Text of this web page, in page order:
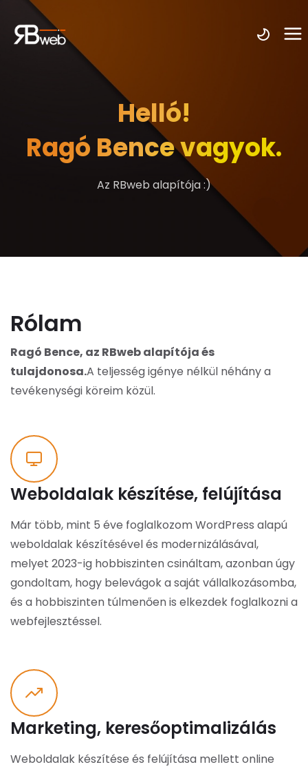
Helló!
Ragó Bence vagyok.
Az RBweb alapítója :)
Rólam
Ragó Bence, az RBweb alapítója és
tulajdonosa.A teljesség igénye nélkül néhány a
tevékenységi köreim közül.
Weboldalak készítése, felújítása
Már több, mint 5 éve foglalkozom WordPress alapú
weboldalak készítésével és modernizálásával,
melyet 2023-ig hobbiszinten csináltam, azonban úgy
gondoltam, hogy belevágok a saját vállalkozásomba,
és a hobbiszinten túlmenően is elkezdek foglalkozni a
webfejlesztéssel.
Marketing, keresőoptimalizálás
Weboldalak készítése és felújítása mellett online